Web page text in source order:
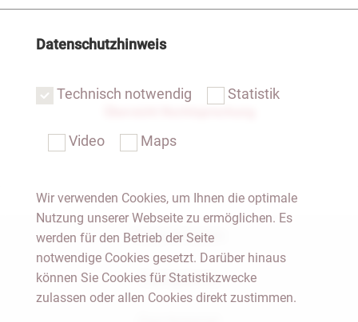
Notar Dresden
Fachgebiete
Datenschutzhinweis
Technisch notwendig Statistik
Video Maps
Wir verwenden Cookies, um Ihnen die optimale
Nutzung unserer Webseite zu ermöglichen. Es
werden für den Betrieb der Seite
notwendige Cookies gesetzt. Darüber hinaus
können Sie Cookies für Statistikzwecke
zulassen oder allen Cookies direkt zustimmen.